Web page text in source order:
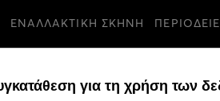
ΕΝΑΛΛΑΚΤΙΚΗ ΣΚΗΝΗ